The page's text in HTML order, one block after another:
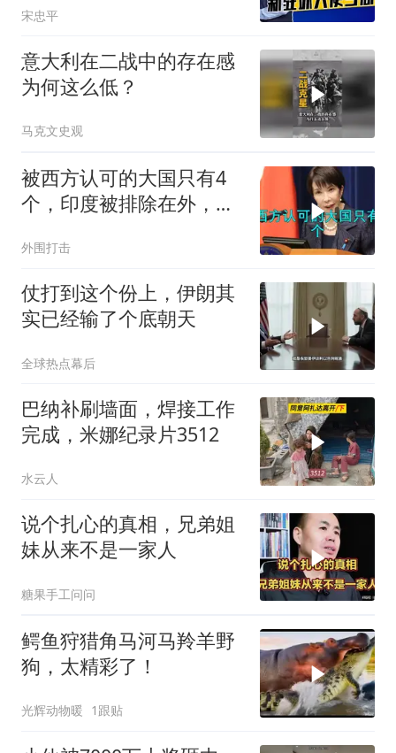
宋忠平
意大利在二战中的存在感
为何这么低？
马克文史观
被西方认可的大国只有4
个，印度被排除在外，为
外围打击
仗打到这个份上，伊朗其
实已经输了个底朝天
全球热点幕后
巴纳补刷墙面，焊接工作
完成，米娜纪录片3512
水云人
说个扎心的真相，兄弟姐
妹从来不是一家人
糖果手工问问
鳄鱼狩猎角马河马羚羊野
狗，太精彩了！
光辉动物暖 1跟贴